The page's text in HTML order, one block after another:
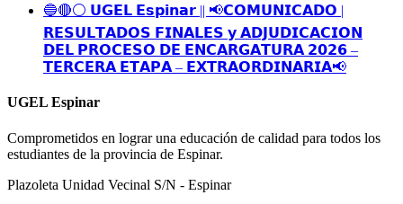
🔵🔴⚪️ 𝗨𝗚𝗘𝗟 𝗘𝘀𝗽𝗶𝗻𝗮𝗿 || 📢𝗖𝗢𝗠𝗨𝗡𝗜𝗖𝗔𝗗𝗢 |
𝗥𝗘𝗦𝗨𝗟𝗧𝗔𝗗𝗢𝗦 𝗙𝗜𝗡𝗔𝗟𝗘𝗦 𝘆 𝗔𝗗𝗝𝗨𝗗𝗜𝗖𝗔𝗖𝗜𝗢𝗡
𝗗𝗘𝗟 𝗣𝗥𝗢𝗖𝗘𝗦𝗢 𝗗𝗘 𝗘𝗡𝗖𝗔𝗥𝗚𝗔𝗧𝗨𝗥𝗔 𝟮𝟬𝟮𝟲 –
𝗧𝗘𝗥𝗖𝗘𝗥𝗔 𝗘𝗧𝗔𝗣𝗔 – 𝗘𝗫𝗧𝗥𝗔𝗢𝗥𝗗𝗜𝗡𝗔𝗥𝗜𝗔📢
UGEL Espinar
Comprometidos en lograr una educación de calidad para todos los
estudiantes de la provincia de Espinar.
Plazoleta Unidad Vecinal S/N - Espinar